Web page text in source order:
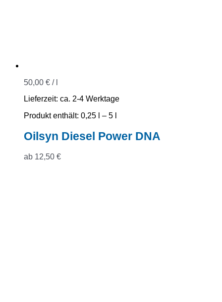
50,00 € /
Lieferzeit: ca. 2-4 Werktage
Produkt enthält: 0,25
– 5
Oilsyn Diesel Power DNA
ab 12,50 €